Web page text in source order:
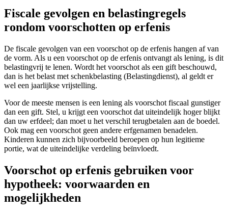
Fiscale gevolgen en belastingregels
rondom voorschotten op erfenis
De fiscale gevolgen van een voorschot op de erfenis hangen af van
de vorm. Als u een voorschot op de erfenis ontvangt als lening, is dit
belastingvrij te lenen. Wordt het voorschot als een gift beschouwd,
dan is het belast met schenkbelasting (Belastingdienst), al geldt er
wel een jaarlijkse vrijstelling.
Voor de meeste mensen is een lening als voorschot fiscaal gunstiger
dan een gift. Stel, u krijgt een voorschot dat uiteindelijk hoger blijkt
dan uw erfdeel; dan moet u het verschil terugbetalen aan de boedel.
Ook mag een voorschot geen andere erfgenamen benadelen.
Kinderen kunnen zich bijvoorbeeld beroepen op hun legitieme
portie, wat de uiteindelijke verdeling beïnvloedt.
Voorschot op erfenis gebruiken voor
hypotheek: voorwaarden en
mogelijkheden